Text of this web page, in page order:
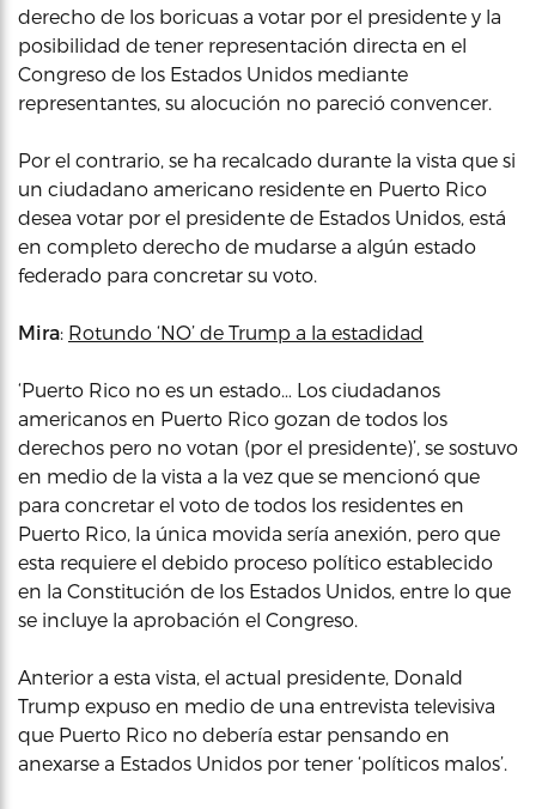
derecho de los boricuas a votar por el presidente y la
posibilidad de tener representación directa en el
Congreso de los Estados Unidos mediante
representantes, su alocución no pareció convencer.
Por el contrario, se ha recalcado durante la vista que si
un ciudadano americano residente en Puerto Rico
desea votar por el presidente de Estados Unidos, está
en completo derecho de mudarse a algún estado
federado para concretar su voto.
Mira: Rotundo ‘NO’ de Trump a la estadidad
‘Puerto Rico no es un estado… Los ciudadanos
americanos en Puerto Rico gozan de todos los
derechos pero no votan (por el presidente)’, se sostuvo
en medio de la vista a la vez que se mencionó que
para concretar el voto de todos los residentes en
Puerto Rico, la única movida sería anexión, pero que
esta requiere el debido proceso político establecido
en la Constitución de los Estados Unidos, entre lo que
se incluye la aprobación el Congreso.
Anterior a esta vista, el actual presidente, Donald
Trump expuso en medio de una entrevista televisiva
que Puerto Rico no debería estar pensando en
anexarse a Estados Unidos por tener ‘políticos malos’.